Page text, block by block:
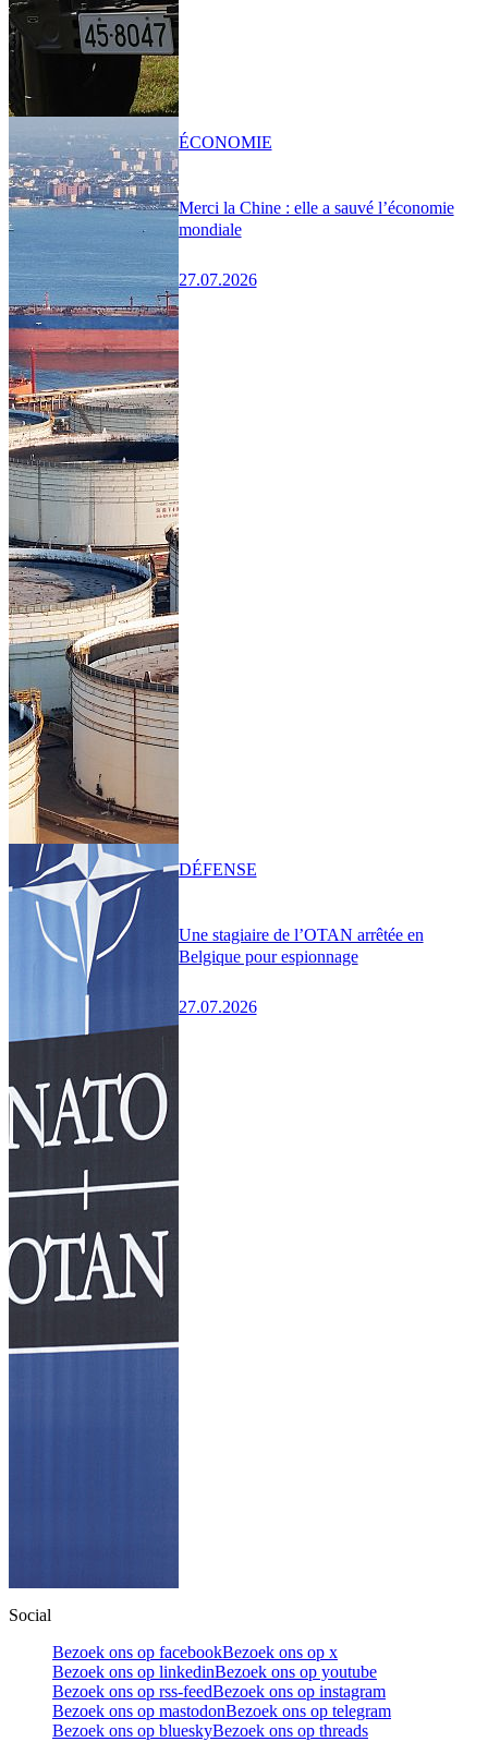
Merci la Chine : elle a sauvé l’économie
mondiale
27.07.2026
ÉCONOMIE
Une stagiaire de l’OTAN arrêtée en
Belgique pour espionnage
27.07.2026
DÉFENSE
Social
Bezoek ons op facebookBezoek ons op x
Bezoek ons op linkedinBezoek ons op youtube
Bezoek ons op rss-feedBezoek ons op instagram
Bezoek ons op mastodonBezoek ons op telegram
Bezoek ons op blueskyBezoek ons op threads